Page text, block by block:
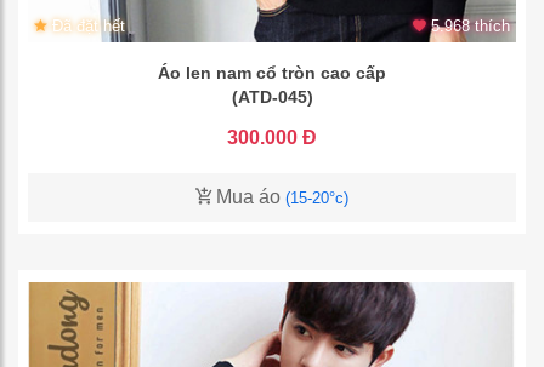
Đã đặt hết 5.968 thích
Áo len nam cổ tròn cao cấp
(ATD-045)
300.000 Đ
Mua áo (15-20°c)